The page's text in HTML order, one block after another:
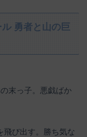
勇者と山の巨
末っ子。悪戯ばか
飛び出す。勝ち気な